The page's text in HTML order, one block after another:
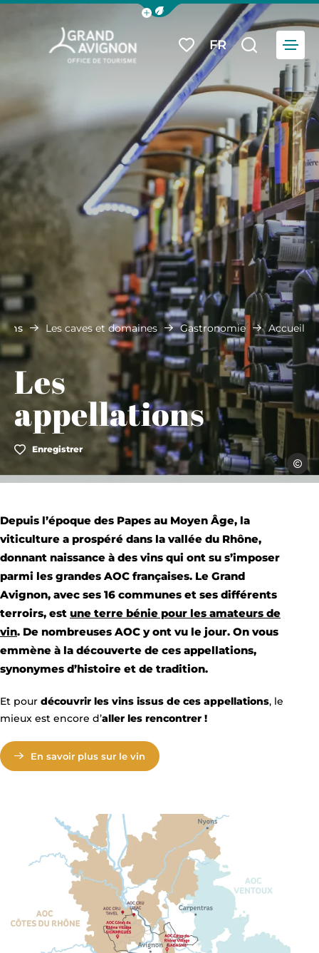
Afficher la barre de navigation du
Mes favoris
FR
Je
Menu
Alain
Accueil
Gastronomie
Les caves et domaines
Les
appellations
Enregistrer
Depuis l’époque des Papes au Moyen Âge, la
viticulture a prospéré dans la vallée du Rhône,
donnant naissance à des vins qui ont su s’imposer
parmi les grandes AOC françaises. Le Grand
Avignon, avec ses 16 communes et ses différents
terroirs, est une terre bénie pour les amateurs de
vin. De nombreuses AOC y ont vu le jour. On vous
emmène à la découverte de ces appellations,
synonymes d’histoire et de tradition.
Et pour découvrir les vins issus de ces appellations, le
mieux est encore d’aller les rencontrer !
En savoir plus sur le vin